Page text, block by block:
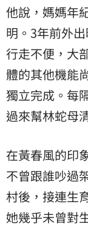
他說，媽媽年
明。3年前外
行走不便，大
體的其他機能
獨立完成。每
過來幫林蛇母
在黃春風的印
不曾跟誰吵過
村後，接連生
她幾乎未曾對